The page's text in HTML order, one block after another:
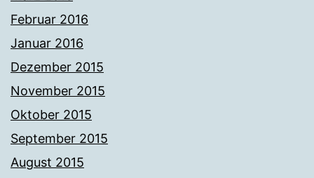
Februar 2016
Januar 2016
Dezember 2015
November 2015
Oktober 2015
September 2015
August 2015